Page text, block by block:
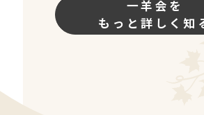
一羊会を
もっと詳しく知